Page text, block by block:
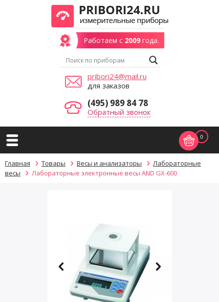
Работаем с 2009года.
pribori24@mail.ru
для заказов
(495) 989 84 78
Обратный звонок
0
Главная Товары Весы и анализаторы
Лабораторные
весы
Лабораторные электронные весы AND GX-600